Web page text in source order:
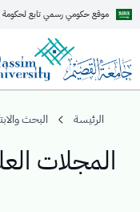
موقع حكومي رسمي تابع لحكومة
الرئيسة البحث
المجلات